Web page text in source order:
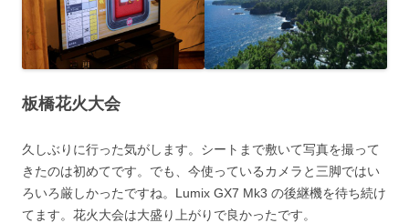
板橋花火大会
久しぶりに行った気がします。シートまで敷いて写真を撮って
きたのは初めてです。でも、今使っているカメラと三脚ではい
ろいろ厳しかったですね。Lumix GX7 Mk3 の後継機を待ち続け
てます。花火大会は大盛り上がりで良かったです。